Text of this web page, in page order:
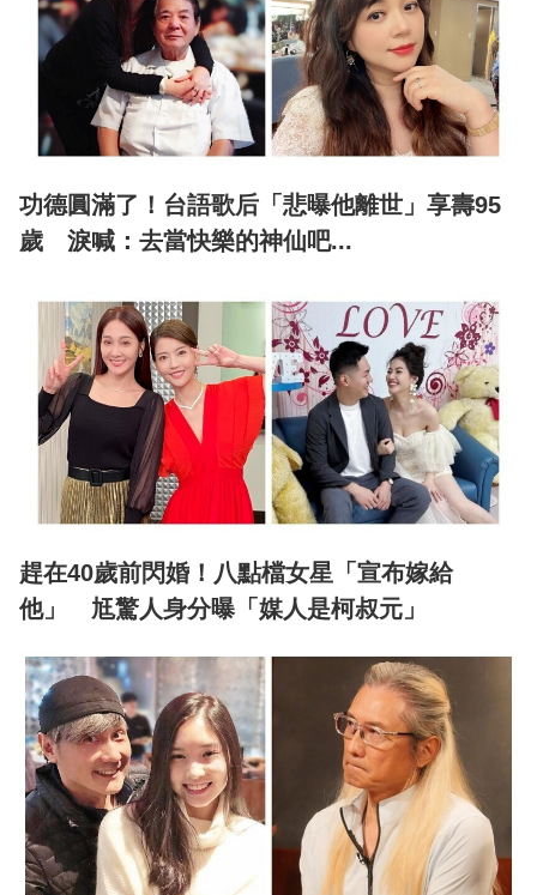
功德圓滿了！台語歌后「悲曝他離世」享壽95
歲 淚喊：去當快樂的神仙吧...
趕在40歲前閃婚！八點檔女星「宣布嫁給
他」 尪驚人身分曝「媒人是柯叔元」